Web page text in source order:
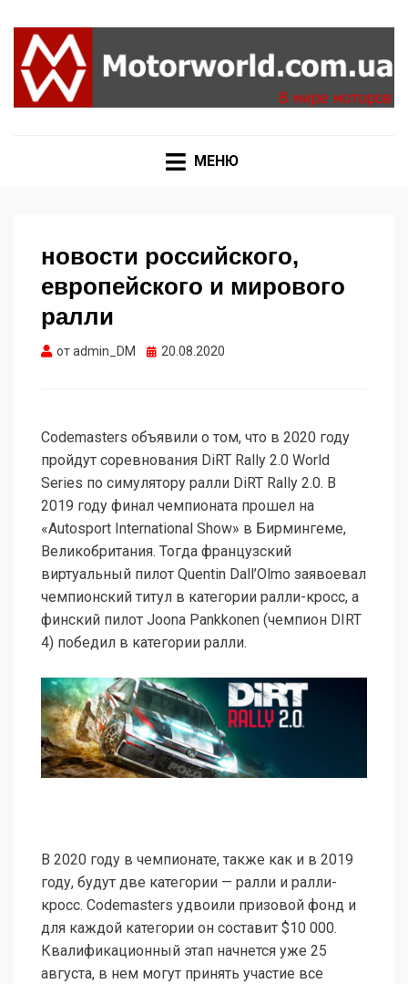
МЕНЮ
новости российского,
европейского и мирового
ралли
отadmin_DM Опубликовано
20.08.2020
Codemasters объявили о том, что в 2020 году
пройдут соревнования DiRT Rally 2.0 World
Series по симулятору ралли DiRT Rally 2.0. В
2019 году финал чемпионата прошел на
«Autosport International Show» в Бирмингеме,
Великобритания. Тогда французский
виртуальный пилот Quentin Dall’Olmo заявоевал
чемпионский титул в категории ралли-кросс, а
финский пилот Joona Pankkonen (чемпион DIRT
4) победил в категории ралли.
В 2020 году в чемпионате, также как и в 2019
году, будут две категории — ралли и ралли-
кросс. Codemasters удвоили призовой фонд и
для каждой категории он составит $10 000.
Квалификационный этап начнется уже 25
августа, в нем могут принять участие все